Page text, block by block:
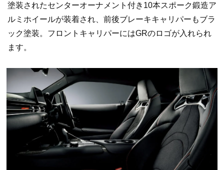
塗装されたセンターオーナメント付き10本スポーク鍛造ア
ルミホイールが装着され、前後ブレーキキャリパーもブラ
ック塗装。フロントキャリパーにはGRのロゴが入れられ
ます。